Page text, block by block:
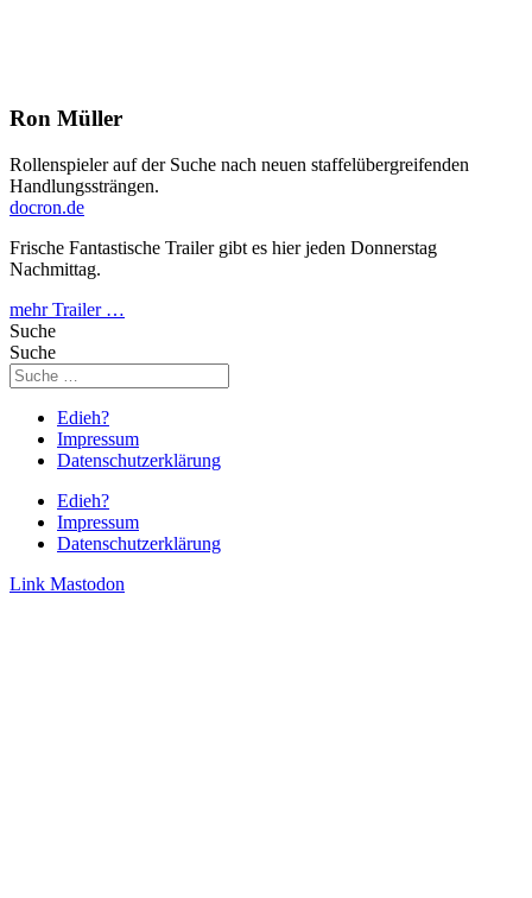
Ron Müller
Rollenspieler auf der Suche nach neuen staffelübergreifenden
Handlungssträngen.
docron.de
Frische Fantastische Trailer gibt es hier jeden Donnerstag
Nachmittag.
mehr Trailer …
Suche
Suche
Edieh?
Impressum
Datenschutzerklärung
Edieh?
Impressum
Datenschutzerklärung
Link Mastodon